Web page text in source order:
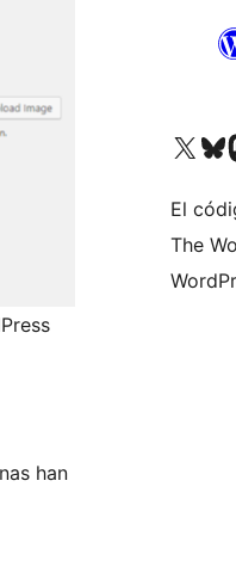
han
Visita nuestra cuenta de X
Visita
El
The